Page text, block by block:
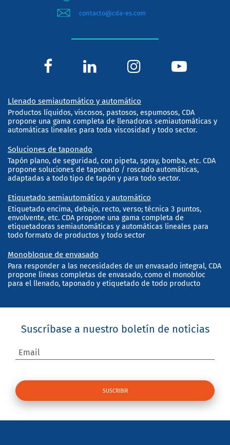
contacto@cda-es.com
Llenado semiautomático y automático
Productos líquidos, viscosos, pastosos, espumosos, CDA
propone una gama completa de llenadoras semiautomáticas y
automáticas lineales para toda viscosidad y todo sector.
Soluciones de taponado
Tapón plano, de seguridad, con pipeta, spray, bomba, etc. CDA
propone soluciones de taponado / roscado automáticas,
adaptadas a todo tipo de tapón y para todo sector.
Etiquetado semiautomático y automático
Etiquetado encima, debajo, recto, verso; técnica 3 puntos,
envolvente, etc. CDA propone una gama completa de
etiquetadoras semiautomáticas y automáticas lineales para
todo formato de productos y todo sector
Monobloque de envasado
Para responder a las necesidades de un envasado integral, CDA
propone líneas completas de envasado, como el monobloc
para el llenado, taponado y etiquetado de todo producto
Suscríbase a nuestro boletín de noticias
Email